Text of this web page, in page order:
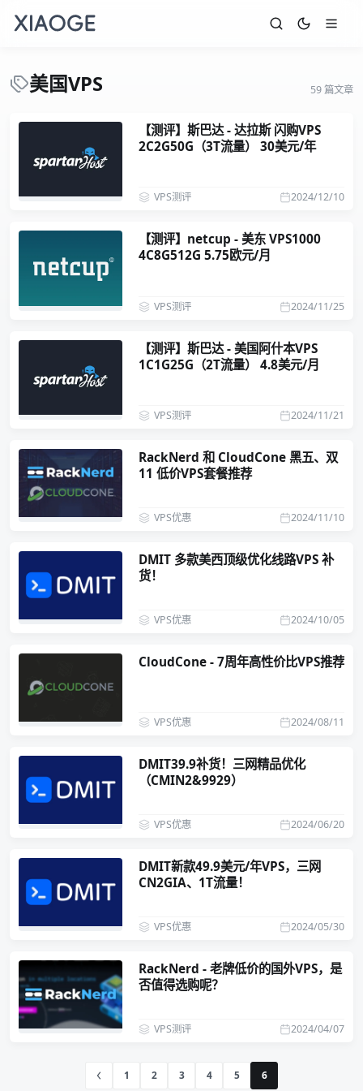
美国VPS 59 篇文章
【测评】斯巴达 - 达拉斯 闪购VPS
2C2G50G（3T流量） 30美元/年
2024/12/10
VPS测评
【测评】netcup - 美东 VPS1000
4C8G512G 5.75欧元/月
2024/11/25
VPS测评
【测评】斯巴达 - 美国阿什本VPS
1C1G25G（2T流量） 4.8美元/月
2024/11/21
VPS测评
RackNerd 和 CloudCone 黑五、双
11 低价VPS套餐推荐
2024/11/10
VPS优惠
DMIT 多款美西顶级优化线路VPS 补
货！
2024/10/05
VPS优惠
CloudCone - 7周年高性价比VPS推荐
2024/08/11
VPS优惠
DMIT39.9补货！三网精品优化
（CMIN2&9929）
2024/06/20
VPS优惠
DMIT新款49.9美元/年VPS，三网
CN2GIA、1T流量！
2024/05/30
VPS优惠
RackNerd - 老牌低价的国外VPS，是
否值得选购呢？
2024/04/07
VPS测评
1 2 3 4 5 6